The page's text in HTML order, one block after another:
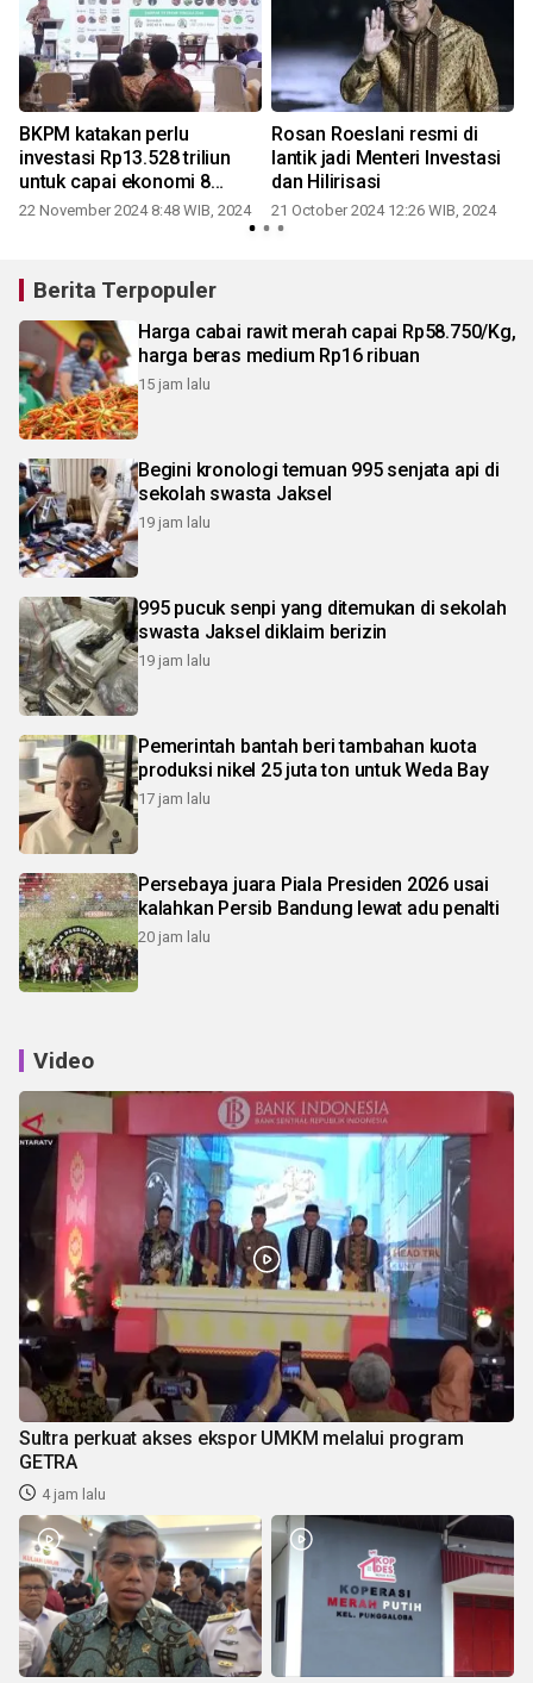
BKPM katakan perlu
investasi Rp13.528 triliun
untuk capai ekonomi 8
persen
22 November 2024 8:48 WIB, 2024
Rosan Roeslani resmi di
lantik jadi Menteri Investasi
dan Hilirisasi
21 October 2024 12:26 WIB, 2024
Berita Terpopuler
Harga cabai rawit merah capai Rp58.750/Kg,
harga beras medium Rp16 ribuan
15 jam lalu
Begini kronologi temuan 995 senjata api di
sekolah swasta Jaksel
19 jam lalu
995 pucuk senpi yang ditemukan di sekolah
swasta Jaksel diklaim berizin
19 jam lalu
Pemerintah bantah beri tambahan kuota
produksi nikel 25 juta ton untuk Weda Bay
17 jam lalu
Persebaya juara Piala Presiden 2026 usai
kalahkan Persib Bandung lewat adu penalti
20 jam lalu
Video
Sultra perkuat akses ekspor UMKM melalui program
GETRA
4 jam lalu